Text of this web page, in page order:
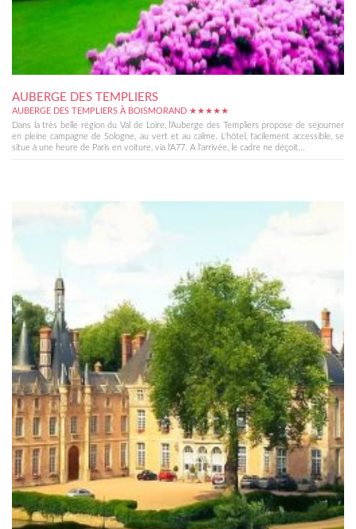
AUBERGE DES TEMPLIERS
AUBERGE DES TEMPLIERS À BOISMORAND ★★★★★
Dans la très belle région du Val de Loire, l'Auberge des Templiers propose de séjourner
en pleine campagne de Sologne, au vert et au calme. L'hôtel, facilement accessible, se
situe à une heure de Paris en voiture, via l'A77. A l'arrivée, le cadre ne déçoit...